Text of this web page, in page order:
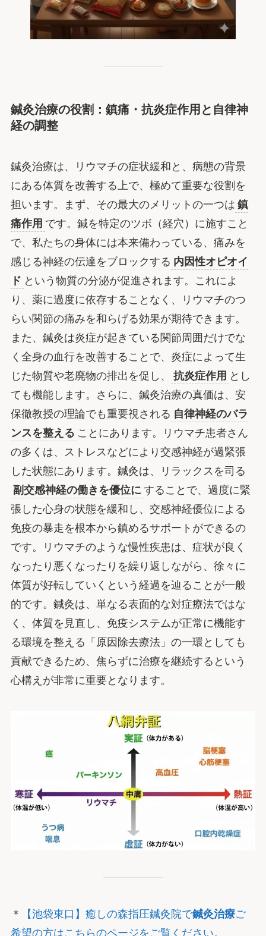
鍼灸治療の役割：鎮痛・抗炎症作用と自律神
経の調整
鍼灸治療は、リウマチの症状緩和と、病態の背景
にある体質を改善する上で、極めて重要な役割を
担います。まず、その最大のメリットの一つは 鎮
痛作用 です。鍼を特定のツボ（経穴）に施すこと
で、私たちの身体には本来備わっている、痛みを
感じる神経の伝達をブロックする 内因性オピオイ
ド という物質の分泌が促進されます。これによ
り、薬に過度に依存することなく、リウマチのつ
らい関節の痛みを和らげる効果が期待できます。
また、鍼灸は炎症が起きている関節周囲だけでな
く全身の血行を改善することで、炎症によって生
じた物質や老廃物の排出を促し、
抗炎症作用 とし
ても機能します。さらに、鍼灸治療の真価は、安
保徹教授の理論でも重要視される 自律神経のバラ
ンスを整える ことにあります。リウマチ患者さん
の多くは、ストレスなどにより交感神経が過緊張
した状態にあります。鍼灸は、リラックスを司る
副交感神経の働きを優位に することで、過度に緊
張した心身の状態を緩和し、交感神経優位による
免疫の暴走を根本から鎮めるサポートができるの
です。リウマチのような慢性疾患は、症状が良く
なったり悪くなったりを繰り返しながら、徐々に
体質が好転していくという経過を辿ることが一般
的です。鍼灸は、単なる表面的な対症療法ではな
く、体質を見直し、免疫システムが正常に機能す
る環境を整える「原因除去療法」の一環としても
貢献できるため、焦らずに治療を継続するという
心構えが非常に重要となります。
＊ 【池袋東口】癒しの森指圧鍼灸院で鍼灸治療ご
希望の方はこちらのページをご覧ください。